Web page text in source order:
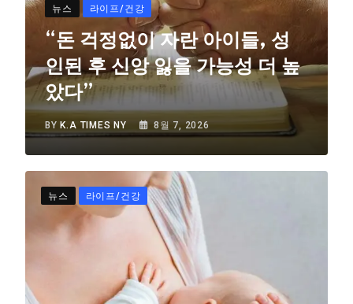
뉴스 라이프/건강
“돈 걱정없이 자란 아이들, 성
인된 후 신앙 잃을 가능성 더 높
았다”
BY K.A TIMES NY 8월 7, 2026
뉴스 라이프/건강